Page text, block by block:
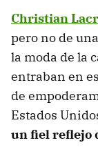
Christian
pero no de
la moda de la
entraban en
de
Estados
un fiel reflejo